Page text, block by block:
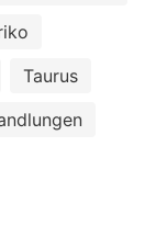
Taurus